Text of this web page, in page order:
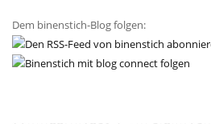
Dem binenstich-Blog folgen: